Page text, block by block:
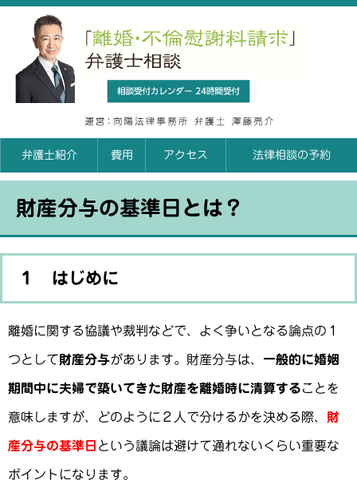
相談申込カレンダ
弁護士紹介 費用 アクセス 法律相談の予約
財産分与の基準日とは？
１ はじめに
離婚に関する協議や裁判などで、よく争いとなる論点の１
つとして財産分与があります。財産分与は、 一般的に婚姻
期間中に夫婦で築いてきた財産を離婚時に清算することを
意味しますが、どのように２人で分けるかを決める際、 財
産分与の基準日 という議論は避けて通れないくらい重要な
ポイントになります。